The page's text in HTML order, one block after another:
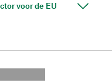
voor de EU